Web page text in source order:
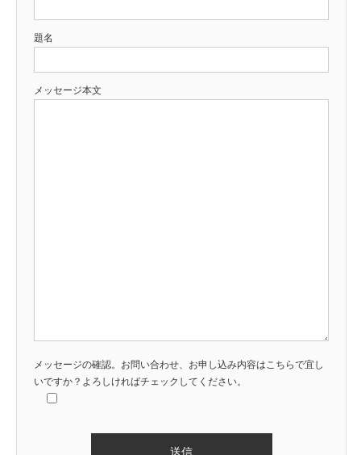
題名
メッセージ本文
メッセージの確認。お問い合わせ、お申し込み内容はこちらで宜し
いですか？よろしければチェックしてください。